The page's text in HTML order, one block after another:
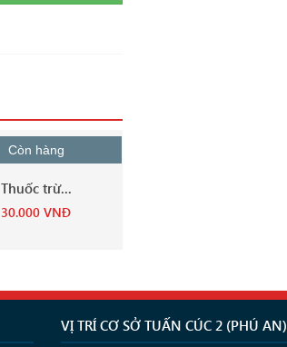
Còn hàng
Thuốc trừ...
30.000VNĐ
VỊ TRÍ CƠ SỞ TUẤN CÚC 2 (PHÚ AN)